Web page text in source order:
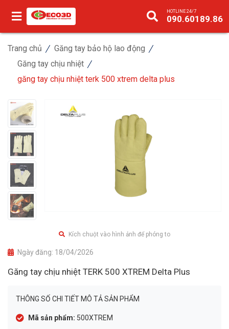
HOTLINE 24/7
090.60189.86
Trang chủ
Găng tay bảo hộ lao động
Găng tay chịu nhiệt
găng tay chịu nhiệt terk 500 xtrem delta plus
Kích chuột vào hình ảnh để phóng to
Ngày đăng: 18/04/2026
Găng tay chịu nhiệt TERK 500 XTREM Delta Plus
THÔNG SỐ CHI TIẾT MÔ TẢ SẢN PHẨM
Mã sản phẩm: 500XTREM